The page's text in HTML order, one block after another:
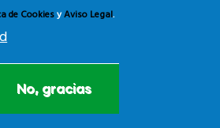
de CookiesyAviso Legal.
No, gracias